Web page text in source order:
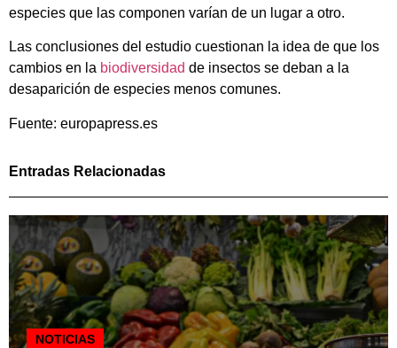
especies que las componen varían de un lugar a otro.
Las conclusiones del estudio cuestionan la idea de que los
cambios en la biodiversidad de insectos se deban a la
desaparición de especies menos comunes.
Fuente: europapress.es
Entradas Relacionadas
NOTICIAS